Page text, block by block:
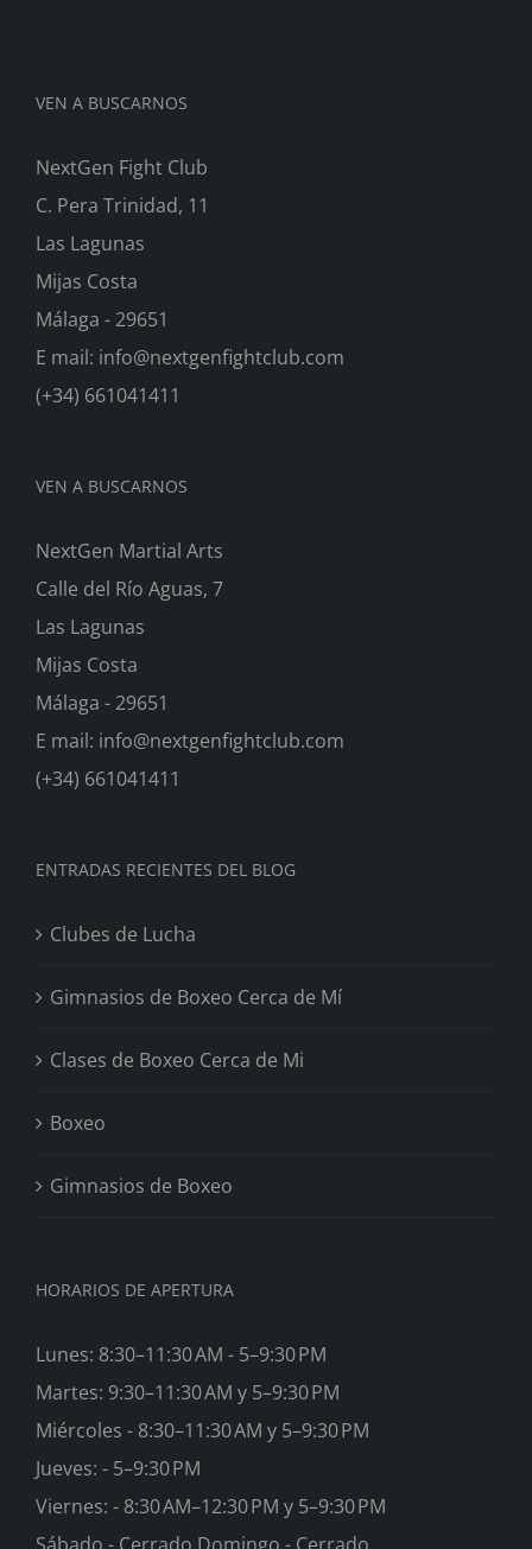
VEN A BUSCARNOS
NextGen Fight Club
C. Pera Trinidad, 11
Las Lagunas
Mijas Costa
Málaga - 29651
E mail: info@nextgenfightclub.com
(+34) 661041411
VEN A BUSCARNOS
NextGen Martial Arts
Calle del Río Aguas, 7
Las Lagunas
Mijas Costa
Málaga - 29651
E mail: info@nextgenfightclub.com
(+34) 661041411
ENTRADAS RECIENTES DEL BLOG
Clubes de Lucha
Gimnasios de Boxeo Cerca de Mí
Clases de Boxeo Cerca de Mi
Boxeo
Gimnasios de Boxeo
HORARIOS DE APERTURA
Lunes: 8:30–11:30 AM - 5–9:30 PM
Martes: 9:30–11:30 AM y 5–9:30 PM
Miércoles - 8:30–11:30 AM y 5–9:30 PM
Jueves: - 5–9:30 PM
Viernes: - 8:30 AM–12:30 PM y 5–9:30 PM